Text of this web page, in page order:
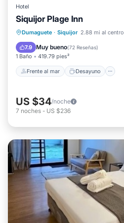
Hotel
Siquijor Plage Inn
Dumaguete · Siquijor 2.88 mi al centro
7.9 Muy bueno(72 Reseñas)
1 Baño 419.79 pies²
Frente al mar Desayuno
Frente al mar
Desayuno
Aparcamiento
US $34/noche
7 noches - US $236